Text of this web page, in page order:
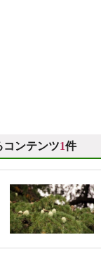
コンテンツ1件